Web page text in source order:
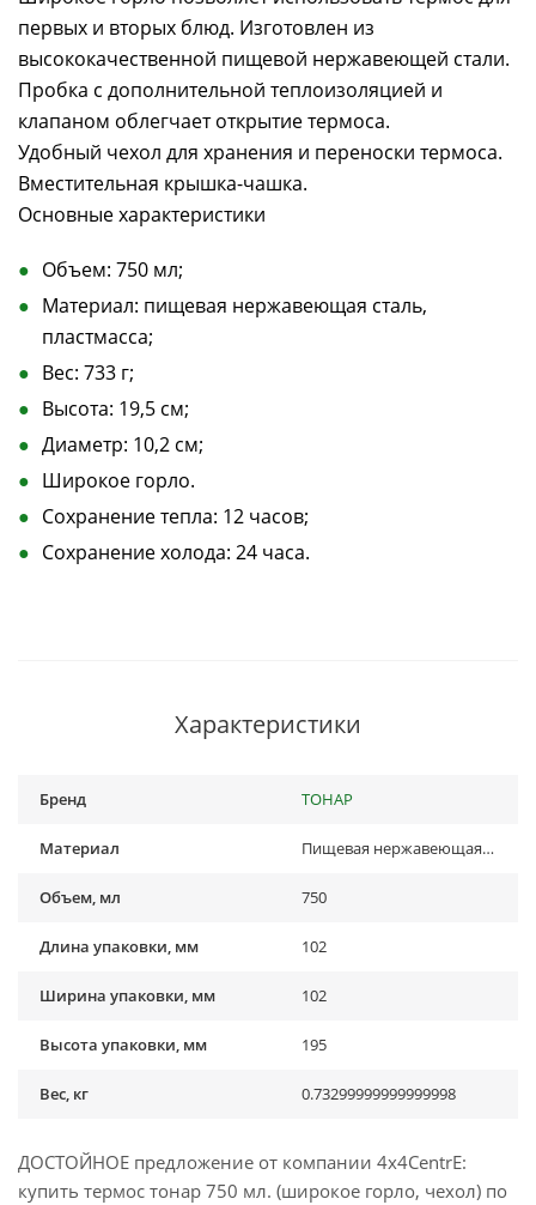
первых и вторых блюд. Изготовлен из
высококачественной пищевой нержавеющей стали.
Пробка с дополнительной теплоизоляцией и
клапаном облегчает открытие термоса.
Удобный чехол для хранения и переноски термоса.
Вместительная крышка-чашка.
Основные характеристики
Объем: 750 мл;
Материал: пищевая нержавеющая сталь,
пластмасса;
Вес: 733 г;
Высота: 19,5 см;
Диаметр: 10,2 см;
Широкое горло.
Сохранение тепла: 12 часов;
Сохранение холода: 24 часа.
Характеристики
Бренд ТОНАР
Материал Пищевая нержавеющая сталь
Объем, мл 750
Длина упаковки, мм 102
Ширина упаковки, мм 102
Высота упаковки, мм 195
Вес, кг 0.73299999999999998
ДОСТОЙНОЕ предложение от компании 4x4CentrE:
купить термос тонар 750 мл. (широкое горло, чехол) по